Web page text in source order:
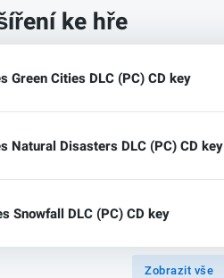
ke hře
Green Cities DLC (PC) CD key
Natural Disasters DLC (PC) CD key
Snowfall DLC (PC) CD key
Zobrazit vše